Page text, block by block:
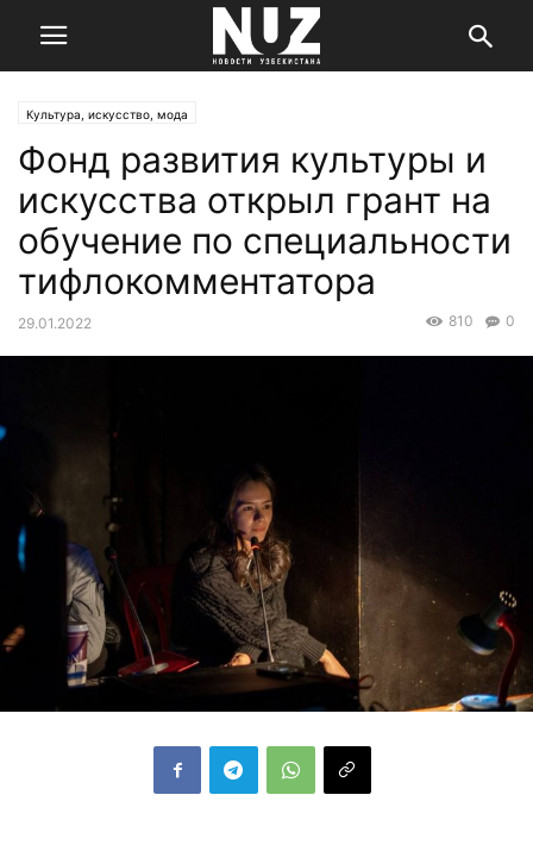
Культура, искусство, мода
Фонд развития культуры и
искусства открыл грант на
обучение по специальности
тифлокомментатора
29.01.2022 0
810